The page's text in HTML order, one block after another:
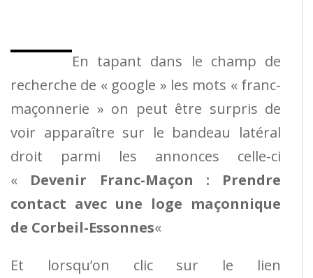
En tapant dans le champ de
recherche de « google » les mots « franc-
maçonnerie » on peut être surpris de
voir apparaître sur le bandeau latéral
droit parmi les annonces celle-ci
« Devenir Franc-Maçon : Prendre
contact avec une loge maçonnique
de Corbeil-Essonnes«
Et lorsqu’on clic sur le lien